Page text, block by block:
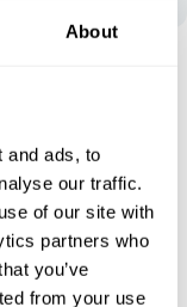
About
and ads, to
our traffic.
of our site with
partners who
you’ve
from your use
vooruitbetaling